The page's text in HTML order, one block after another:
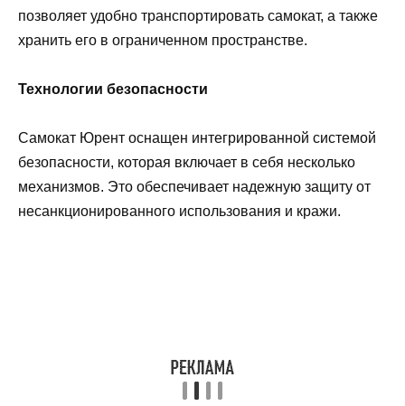
позволяет удобно транспортировать самокат, а также
хранить его в ограниченном пространстве.
Технологии безопасности
Самокат Юрент оснащен интегрированной системой
безопасности, которая включает в себя несколько
механизмов. Это обеспечивает надежную защиту от
несанкционированного использования и кражи.